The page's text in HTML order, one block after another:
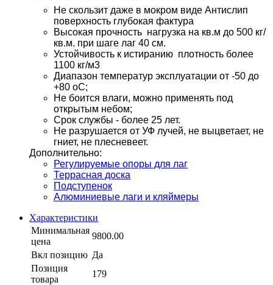
Не скользит даже в мокром виде Антислип
поверхность глубокая фактура
Высокая прочность нагрузка на кв.м до 500 кг/
кв.м. при шаге лаг 40 см.
Устойчивость к истиранию плотность более
1100 кг/м3
Диапазон температур эксплуатации от -50 до
+80 оС;
Не боится влаги, можно применять под
открытым небом;
Срок службы - более 25 лет.
Не разрушается от УФ лучей, не выцветает, не
гниет, не плесневеет.
Дополнительно:
Регулируемые опоры для лаг
Террасная доска
Подступенок
Алюминиевые лаги и кляймеры
Характеристики
Минимальная
цена
9800.00
Вкл позицию Да
Позиция
товара
179